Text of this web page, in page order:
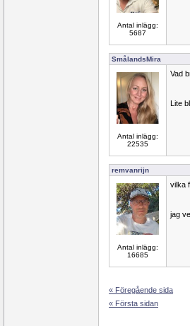
Antal inlägg:
5687
SmålandsMira
Antal inlägg:
22535
Vad
Lite
remvanrijn
Antal inlägg:
16685
vilka
jag
« Föregående sida
« Första sidan